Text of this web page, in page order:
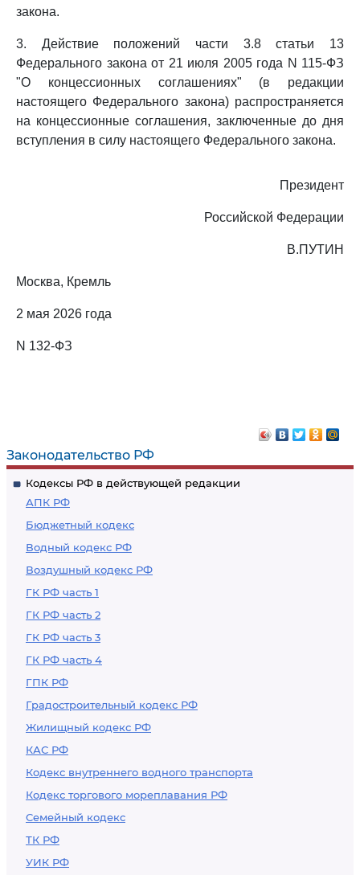
Законодательство РФ
Кодексы РФ в действующей редакции
АПК РФ
Бюджетный кодекс
Водный кодекс РФ
Воздушный кодекс РФ
ГК РФ часть 1
ГК РФ часть 2
ГК РФ часть 3
ГК РФ часть 4
ГПК РФ
Градостроительный кодекс РФ
Жилищный кодекс РФ
КАС РФ
Кодекс внутреннего водного транспорта
Кодекс торгового мореплавания РФ
Семейный кодекс
ТК РФ
УИК РФ
закона.
3. Действие положений части 3.8 статьи 13
Федерального закона от 21 июля 2005 года N 115-ФЗ
"О концессионных соглашениях" (в редакции
настоящего Федерального закона) распространяется
на концессионные соглашения, заключенные до дня
вступления в силу настоящего Федерального закона.
Президент
Российской Федерации
В.ПУТИН
Москва, Кремль
2 мая 2026 года
N 132-ФЗ